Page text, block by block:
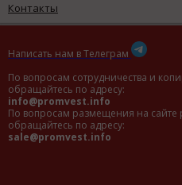
Контакты
Написать нам в Телеграм
По вопросам сотрудничества и
обращайтесь по адресу:
info@promvest.info
По вопросам размещения на сайте
обращайтесь по адресу:
sale@promvest.info